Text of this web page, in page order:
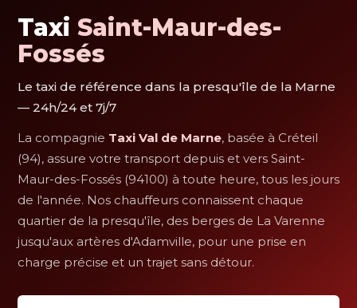
Taxi Saint-Maur-des-
Fossés
Le taxi de référence dans la presqu'île de la Marne
— 24h/24 et 7j/7
La compagnie Taxi Val de Marne, basée à Créteil
(94), assure votre transport depuis et vers Saint-
Maur-des-Fossés (94100) à toute heure, tous les jours
de l'année. Nos chauffeurs connaissent chaque
quartier de la presqu'île, des berges de La Varenne
jusqu'aux artères d'Adamville, pour une prise en
charge précise et un trajet sans détour.